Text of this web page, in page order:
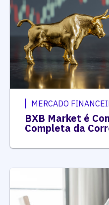
MERCADO
BXB Market é
Completa da